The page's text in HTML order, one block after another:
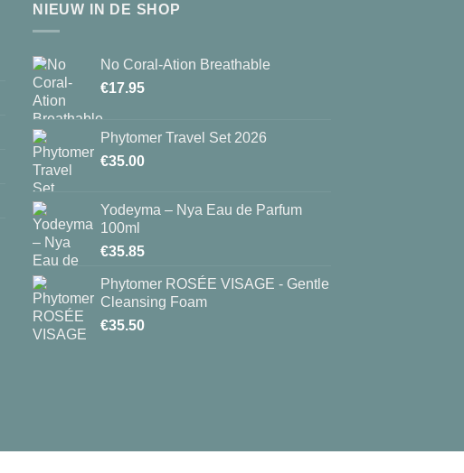
NIEUW IN DE SHOP
No Coral-Ation Breathable
€17.95
Phytomer Travel Set 2026
€35.00
Yodeyma – Nya Eau de Parfum
100ml
€35.85
Phytomer ROSÉE VISAGE - Gentle
Cleansing Foam
€35.50